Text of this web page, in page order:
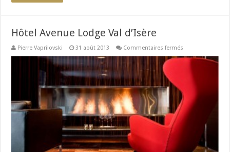
Hôtel Avenue Lodge Val d’Isère
Pierre Vaprilovski 31 août 2013 Commentaires fermés
Avenue